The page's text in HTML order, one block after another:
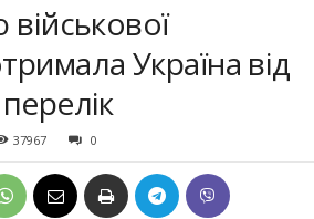
Україна від
37967 0